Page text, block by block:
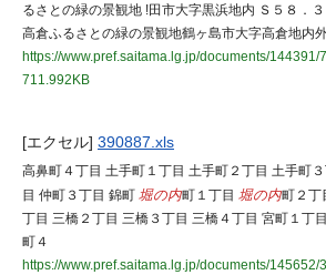
るさとの緑の景観地 !田市大字黒浜地内 Ｓ５８．
高倉ふるさとの緑の景観地鶴ヶ島市大字高倉地内
https://www.pref.saitama.lg.jp/documents/144391/
711.992KB
[エクセル] 390887.xls
高鼻町４丁目 土手町１丁目 土手町２丁目 土手町
目 仲町３丁目 錦町 堀の内町１丁目 堀の内町２丁
丁目 三橋２丁目 三橋３丁目 三橋４丁目 宮町１丁
町４
https://www.pref.saitama.lg.jp/documents/145652/